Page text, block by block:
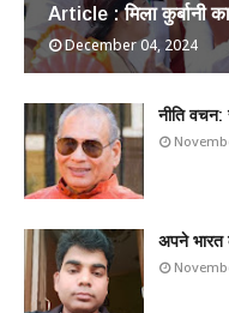
Article : मिला कुर्बानी
December 04, 2024
​नीति
अपने भारत